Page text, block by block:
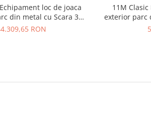
loc de joaca
din metal cu Scara 3
si Cataratoare
RON
11M
exterior parc